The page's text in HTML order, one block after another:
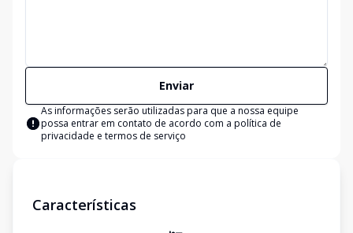
Enviar
As informações serão utilizadas para que a nossa equipe
possa entrar em contato de acordo com a política de
privacidade e termos de serviço
Características